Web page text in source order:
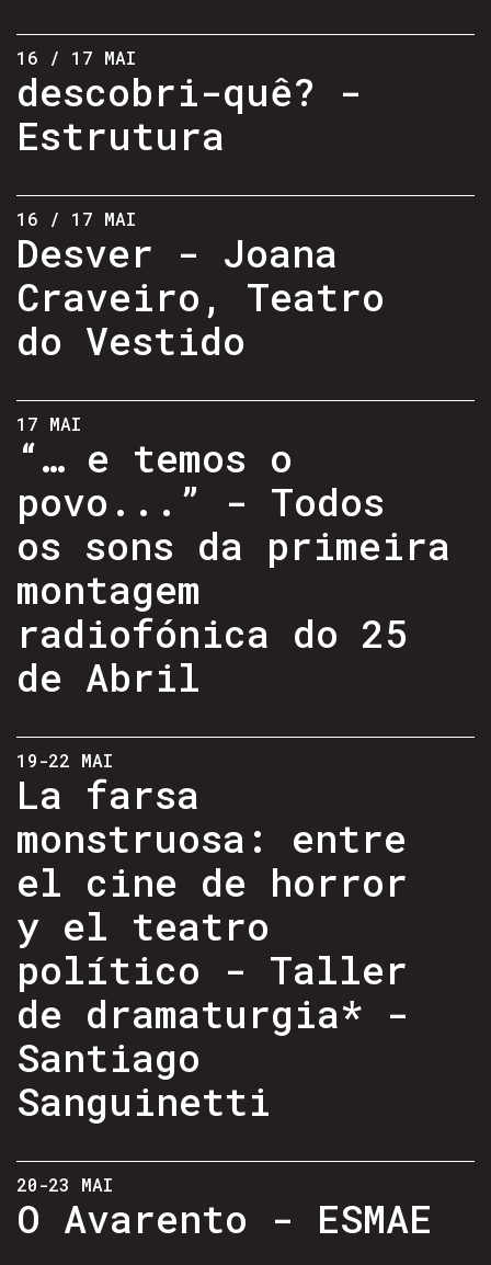
16 / 17 MAI
descobri-quê? -
Estrutura
16 / 17 MAI
Desver - Joana
Craveiro, Teatro
do Vestido
17 MAI
“… e temos o
povo...” - Todos
os sons da primeira
montagem
radiofónica do 25
de Abril
19-22 MAI
La farsa
monstruosa: entre
el cine de horror
y el teatro
político - Taller
de dramaturgia* -
Santiago
Sanguinetti
20-23 MAI
O Avarento - ESMAE